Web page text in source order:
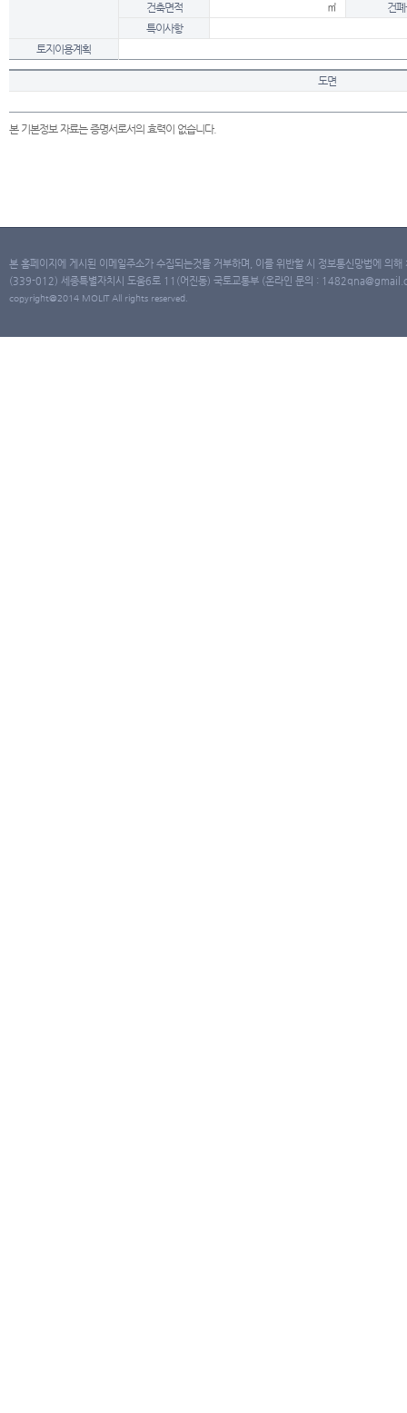
건축면적
㎡
건
특이사항
토지이용계획
도면
본 기본정보 자료는 증명서로서의 효력이 없습니다.
본 홈페이지에 게시된 이메일주소가 수집되는것을 거부하며, 이를 위반할 시 정보통신망법에 의
(339-012) 세종특별자치시 도움6로 11(어진동) 국토교통부 (온라인 문의 :
copyright@2014 MOLIT All rights reserved.